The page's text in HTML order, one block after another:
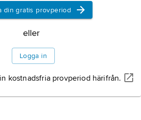
din gratis provperiod
eller
Logga in
kostnadsfria provperiod härifrån.